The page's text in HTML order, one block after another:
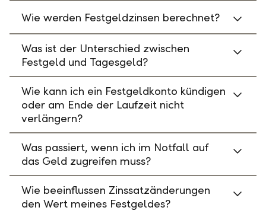
Wie werden Festgeldzinsen berechnet?
Was ist der Unterschied zwischen
Festgeld und Tagesgeld?
Wie kann ich ein Festgeldkonto kündigen
oder am Ende der Laufzeit nicht
verlängern?
Was passiert, wenn ich im Notfall auf
das Geld zugreifen muss?
Wie beeinflussen Zinssatzänderungen
den Wert meines Festgeldes?